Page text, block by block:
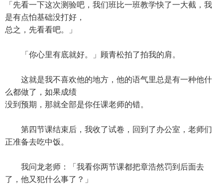
「先看一下这次测验吧，我们班比一班教学快了一大截，我
是有点怕基础没打好，
总之，先看看吧。」
「你心里有底就好。」顾青松拍了拍我的肩。
这就是我不喜欢他的地方，他的语气里总是有一种他什
么都做了，如果成绩
没到预期，那就全部是你任课老师的错。
第四节课结束后，我收了试卷，回到了办公室，老师们
正准备去吃中饭。
我问龙老师：「我看你两节课都把章浩然罚到后面去
了，他又犯什么事了？」